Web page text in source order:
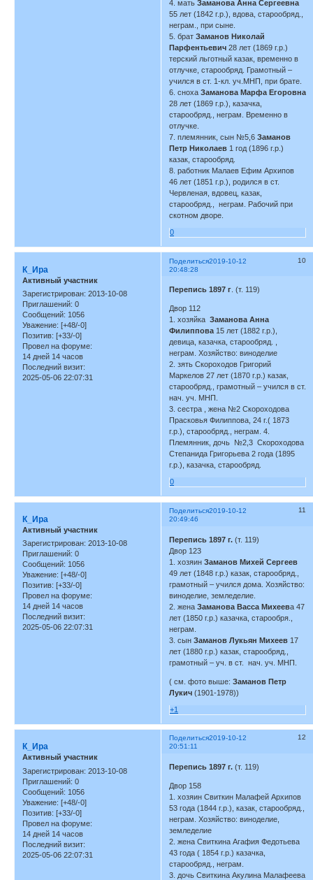
4. матьЗаманова Анна Сергеевна
55 лет (1842 г.р.), вдова, старообряд.,
неграм., при сыне.
5. братЗаманов Николай
Парфентьевич 28 лет (1869 г.р.)
терский льготный казак, временно в
отлучке, старообряд. Грамотный –
учился в ст. 1-кл. уч.МНП, при брате.
6. снохаЗаманова Марфа Егоровна
28 лет (1869 г.р.), казачка,
старообряд., неграм. Временно в
отлучке.
7. племянник, сын №5,6Заманов
Петр Николаев 1 год (1896 г.р.)
казак, старообряд.
8. работник Малаев Ефим Архипов
46 лет (1851 г.р.), родился в ст.
Червленая, вдовец, казак,
старообряд., неграм. Рабочий при
скотном дворе.
0
Поделиться 10
2019-10-12
20:48:28
К_Ира
Активный участник
Зарегистрирован: 2013-10-08
Приглашений: 0
Сообщений: 1056
Уважение: [+48/-0]
Позитив: [+33/-0]
Провел на форуме:
14 дней 14 часов
Последний визит:
2025-05-06 22:07:31
Перепись 1897 г . (т. 119)
Двор 112
1. хозяйкаЗаманова Анна
Филиппова 15 лет (1882 г.р.),
девица, казачка, старообряд. ,
неграм. Хозяйство: виноделие
2. зять Скороходов Григорий
Маркелов 27 лет (1870 г.р.) казак,
старообряд., грамотный – учился в ст.
нач. уч. МНП.
3. сестра , жена №2 Скороходова
Прасковья Филиппова, 24 г.( 1873
г.р.), старообряд., неграм. 4.
Племянник, дочь №2,3 Скороходова
Степанида Григорьева 2 года (1895
г.р.), казачка, старообряд.
0
Поделиться 11
2019-10-12
20:49:46
К_Ира
Активный участник
Зарегистрирован: 2013-10-08
Приглашений: 0
Сообщений: 1056
Уважение: [+48/-0]
Позитив: [+33/-0]
Провел на форуме:
14 дней 14 часов
Последний визит:
2025-05-06 22:07:31
Перепись 1897 г. (т. 119)
Двор 123
1. хозяинЗаманов Михей Сергеев
49 лет (1848 г.р.) казак, старообряд.,
грамотный – учился дома. Хозяйство:
виноделие, земледелие.
2. женаЗаманова Васса Михеева 47
лет (1850 г.р.) казачка, старообря.,
неграм.
3. сынЗаманов Лукьян Михеев 17
лет (1880 г.р.) казак, старообряд.,
грамотный – уч. в ст. нач. уч. МНП.
( см. фото выше:Заманов Петр
Лукич (1901-1978))
+1
Поделиться 12
2019-10-12
20:51:11
К_Ира
Активный участник
Зарегистрирован: 2013-10-08
Приглашений: 0
Сообщений: 1056
Уважение: [+48/-0]
Позитив: [+33/-0]
Провел на форуме:
14 дней 14 часов
Последний визит:
2025-05-06 22:07:31
Перепись 1897 г.(т. 119)
Двор 158
1. хозяин Свиткин Малафей Архипов
53 года (1844 г.р.), казак, старообряд.,
неграм. Хозяйство: виноделие,
земледелие
2. жена Свиткина Агафия Федотьева
43 года ( 1854 г.р.) казачка,
старообряд., неграм.
3. дочь Свиткина Акулина Малафеева